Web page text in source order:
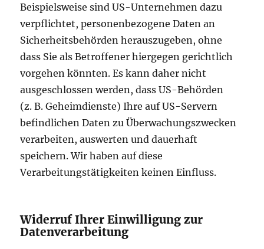
Beispielsweise sind US-Unternehmen dazu
verpflichtet, personenbezogene Daten an
Sicherheitsbehörden herauszugeben, ohne
dass Sie als Betroffener hiergegen gerichtlich
vorgehen könnten. Es kann daher nicht
ausgeschlossen werden, dass US-Behörden
(z. B. Geheimdienste) Ihre auf US-Servern
befindlichen Daten zu Überwachungszwecken
verarbeiten, auswerten und dauerhaft
speichern. Wir haben auf diese
Verarbeitungstätigkeiten keinen Einfluss.
Widerruf Ihrer Einwilligung zur
Datenverarbeitung